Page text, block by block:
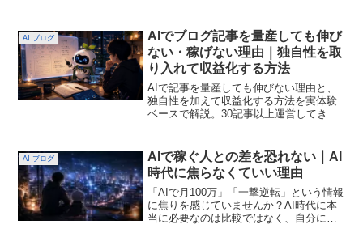
は何記事でアクセス来る？25記事書いた
リアルな結論 AI副業ラボ AIMA未経験初
心者が仕事を創る
AI ブログ
AIでブログ記事を量産しても伸び
ない・稼げない理由｜独自性を取
り入れて収益化する方法
AIで記事を量産しても伸びない理由と、
独自性を加えて収益化する方法を実体験
ベースで解説。30記事以上運営してきた
ログ記事を量産しても伸びない・稼げな
い理由｜独自性を取り入れて収益化する
方法 未経験初心者AI副業ラボ
AI ブログ
AIで稼ぐ人との差を恐れない｜AI
時代に焦らなくていい理由
「AIで月100万」「一撃逆転」という情報
に焦りを感じていませんか？AI時代に本
当に必要なのは比較ではなく、自分に合